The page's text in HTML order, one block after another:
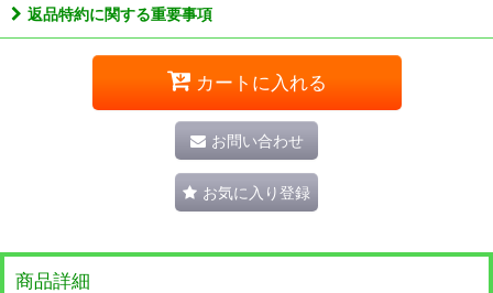
返品特約に関する重要事項
カートに入れる
お問い合わせ
お気に入り登録
商品詳細